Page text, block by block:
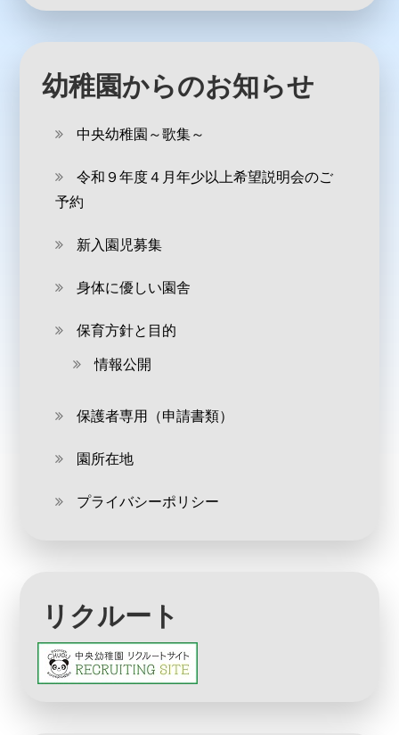
幼稚園からのお知らせ
中央幼稚園～歌集～
令和９年度４月年少以上希望説明会のご
予約
新入園児募集
身体に優しい園舎
保育方針と目的
情報公開
保護者専用（申請書類）
園所在地
プライバシーポリシー
リクルート